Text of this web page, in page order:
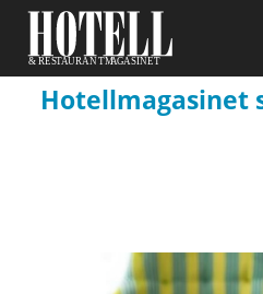
Hotellmagasinet